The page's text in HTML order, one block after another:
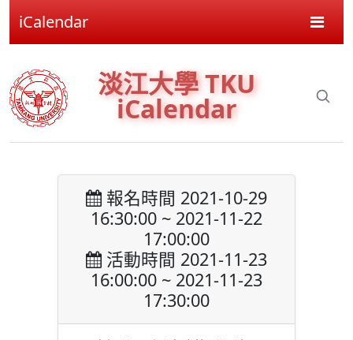
iCalendar
淡江大學 TKU
iCalendar
報名時間 2021-10-29
16:30:00 ~ 2021-11-22
17:00:00
活動時間 2021-11-23
16:00:00 ~ 2021-11-23
17:30:00